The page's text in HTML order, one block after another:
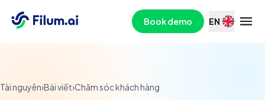
Book demo EN
Tài nguyên›Bài viết›Chăm sóc khách hàng